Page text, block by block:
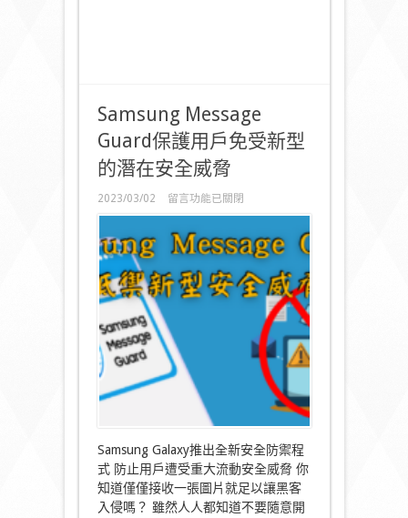
Samsung Message
Guard保護用戶免受新型
的潛在安全威脅
2023/03/02
在
〈Samsung
Guard
保
護
用
戶
受
新
型
的
威
脅〉
中
留言功能已關閉
Samsung Galaxy推出全新安全防禦程
式 防止用戶遭受重大流動安全威脅 你
知道僅僅接收一張圖片就足以讓黑客
入侵嗎？ 雖然人人都知道不要隨意開